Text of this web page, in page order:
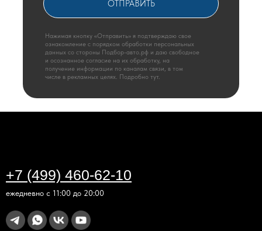
Нажимая кнопку «Отправить» я подтверждаю свое
ознакомление с порядком обработки персональных
данных со стороны Подбор-авто.рф и даю свободное
и осознанное согласие на их обработку, на
получение информации по каналам связи, в том
числе в рекламных целях. Подробно тут.
ОТПРАВИТЬ
ежедневно с 11:00 до 20:00
+7 (499) 460-62-10
Для получения подробной информации о стоимости предоставляемых
услуг или приобретению мотоциклов обращайтесь к менеджерам Горев
Мото. Права на сайт принадлежат ИП Горев Иван Николаевич (ИНН
Согласие на обработку персональных данных